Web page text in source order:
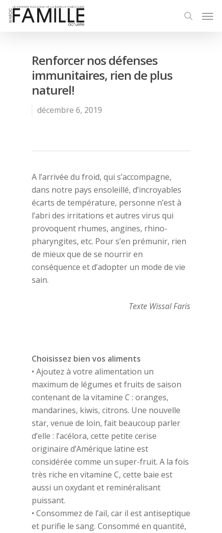
Renforcer nos défenses
immunitaires, rien de plus
naturel!
décembre 6, 2019
A l’arrivée du froid, qui s’accompagne,
dans notre pays ensoleillé, d’incroyables
écarts de température, personne n’est à
l’abri des irritations et autres virus qui
provoquent rhumes, angines, rhino-
pharyngites, etc. Pour s’en prémunir, rien
de mieux que de se nourrir en
conséquence et d’adopter un mode de vie
sain.
Texte Wissal Faris
Choisissez bien vos aliments
• Ajoutez à votre alimentation un
maximum de légumes et fruits de saison
contenant de la vitamine C : oranges,
mandarines, kiwis, citrons. Une nouvelle
star, venue de loin, fait beaucoup parler
d’elle : l’acélora, cette petite cerise
originaire d’Amérique latine est
considérée comme un super-fruit. A la fois
très riche en vitamine C, cette baie est
aussi un oxydant et reminéralisant
puissant.
• Consommez de l’ail, car il est antiseptique
et purifie le sang. Consommé en quantité,